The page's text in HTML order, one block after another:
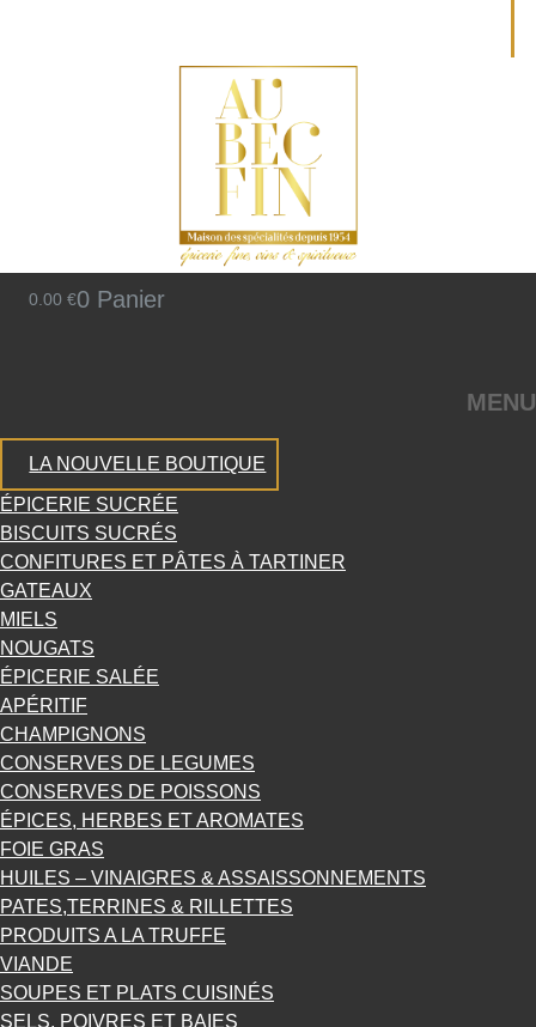
0.00 €0 Panier
MENU
LA NOUVELLE BOUTIQUE
ÉPICERIE SUCRÉE
BISCUITS SUCRÉS
CONFITURES ET PÂTES À TARTINER
GATEAUX
MIELS
NOUGATS
ÉPICERIE SALÉE
APÉRITIF
CHAMPIGNONS
CONSERVES DE LEGUMES
CONSERVES DE POISSONS
ÉPICES, HERBES ET AROMATES
FOIE GRAS
HUILES – VINAIGRES & ASSAISSONNEMENTS
PATES,TERRINES & RILLETTES
PRODUITS A LA TRUFFE
VIANDE
SOUPES ET PLATS CUISINÉS
SELS, POIVRES ET BAIES